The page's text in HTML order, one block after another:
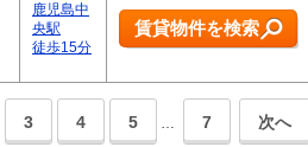
鹿児島中
央駅
徒歩15分
賃貸物件を検索
3 4 5 … 7 次へ